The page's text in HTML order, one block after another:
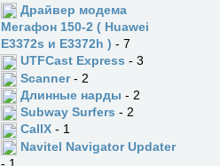
Драйвер модема
Мегафон 150-2 ( Huawei
E3372s и E3372h ) - 7
UTFCast Express - 3
Scanner- 2
Длинные нарды - 2
Subway Surfers - 2
CallX - 1
Navitel Navigator Updater